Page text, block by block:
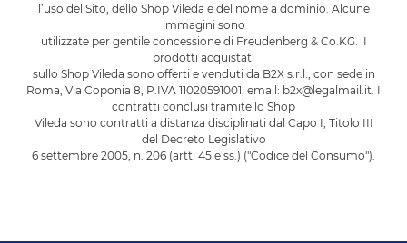
l’uso del Sito, dello Shop Vileda e del nome a dominio. Alcune
immagini sono
utilizzate per gentile concessione di Freudenberg & Co.KG. I
prodotti acquistati
sullo Shop Vileda sono offerti e venduti da B2X s.r.l., con sede in
Roma, Via Coponia 8, P.IVA 11020591001, email: b2x@legalmail.it. I
contratti conclusi tramite lo Shop
Vileda sono contratti a distanza disciplinati dal Capo I, Titolo III
del Decreto Legislativo
6 settembre 2005, n. 206 (artt. 45 e ss.) ("Codice del Consumo").